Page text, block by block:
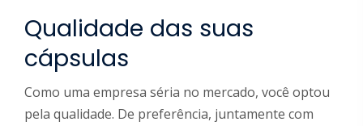
Qualidade das suas
cápsulas
Como uma empresa séria no mercado, você optou
pela qualidade. De preferência, juntamente com